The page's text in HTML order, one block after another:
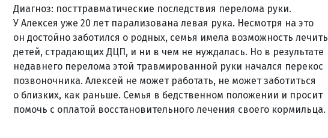
Диагноз: посттравматические последствия перелома руки.
У Алексея уже 20 лет парализована левая рука. Несмотря на это
он достойно заботился о родных, семья имела возможность лечить
детей, страдающих ДЦП, и ни в чем не нуждалась. Но в результате
недавнего перелома этой травмированной руки начался перекос
позвоночника. Алексей не может работать, не может заботиться
о близких, как раньше. Семья в бедственном положении и просит
помочь с оплатой восстановительного лечения своего кормильца.